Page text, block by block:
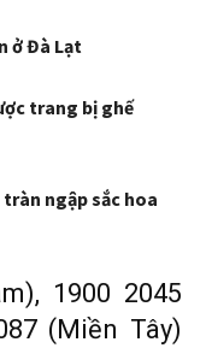
ở Đà Lạt
trang bị ghế
ngập sắc hoa
1900 2045
(Miền Tây)